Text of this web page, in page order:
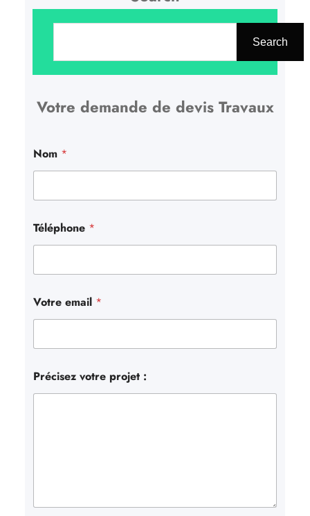
e
c
h
Search
Votre demande de devis Travaux
Nom *
Téléphone *
Votre email *
Précisez votre projet :